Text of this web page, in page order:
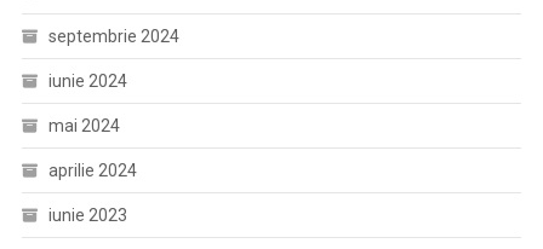
septembrie 2024
iunie 2024
mai 2024
aprilie 2024
iunie 2023